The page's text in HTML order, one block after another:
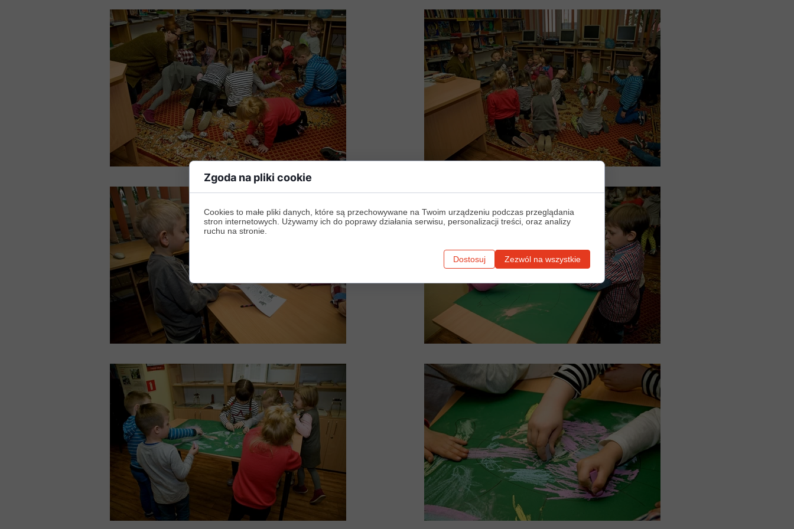
Zgoda na pliki cookie
Cookies to małe pliki danych, które są przechowywane na Twoim urządzeniu podczas przeglądania
stron internetowych. Używamy ich do poprawy działania serwisu, personalizacji treści, oraz analizy
ruchu na stronie.
Dostosuj Zezwól na wszystkie